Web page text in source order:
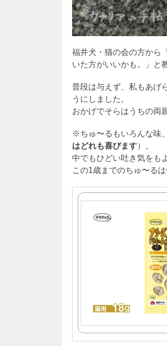
福井犬・猫の会の方から
いた方がいいかも。」と
普段は与えず、私もあげ
うにしました。
おかげでそらはうちの両
※ちゅ〜るもいろんな味
はどれも喜びます）。
中でもひどい吐き気をも
この1歳までのちゅ〜る